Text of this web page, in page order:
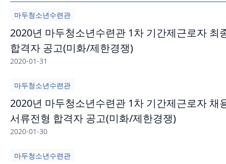
마두청소년수련관
2020년 마두청소년수련관 1차 기간제근로자 최
합격자 공고(미화/제한경쟁)
2020-01-31
마두청소년수련관
2020년 마두청소년수련관 1차 기간제근로자 채
서류전형 합격자 공고(미화/제한경쟁)
2020-01-30
마두청소년수련관